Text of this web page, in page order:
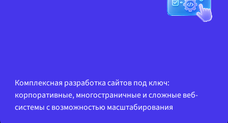
Комплексная разработка сайтов под ключ:
корпоративные, многостраничные и сложные веб-
системы с возможностью масштабирования